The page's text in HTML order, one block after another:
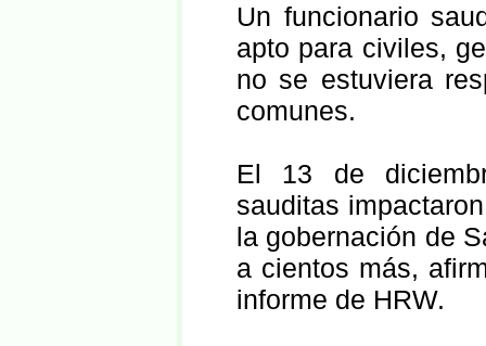
Un funcionario
apto para civiles,
no se estuviera
comunes.
El 13 de
sauditas
la gobernación de
a cientos más,
informe de HRW.